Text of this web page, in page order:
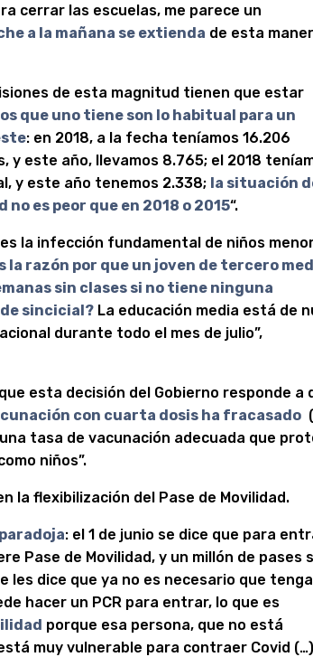
cerrar las escuelas, me parece un
a la mañana se extienda de esta
de esta magnitud tienen que estar
que uno tiene son lo habitual para un
: en 2018, a la fecha teníamos 16.206
y este año, llevamos 8.765; el 2018
y este año tenemos 2.338; la situación
es peor que en 2018 o 2015“.
la infección fundamental de niños
la razón por que un joven de tercero
sin clases si no tiene ninguna
sincicial? La educación media está de
durante todo el mes de julio”,
esta decisión del Gobierno responde a
con cuarta dosis ha fracasado
tasa de vacunación adecuada que
niños”.
la flexibilización del Pase de Movilidad.
paradoja: el 1 de junio se dice que para
Pase de Movilidad, y un millón de pases
les dice que ya no es necesario que
hacer un PCR para entrar, lo que es
porque esa persona, que no está
muy vulnerable para contraer Covid